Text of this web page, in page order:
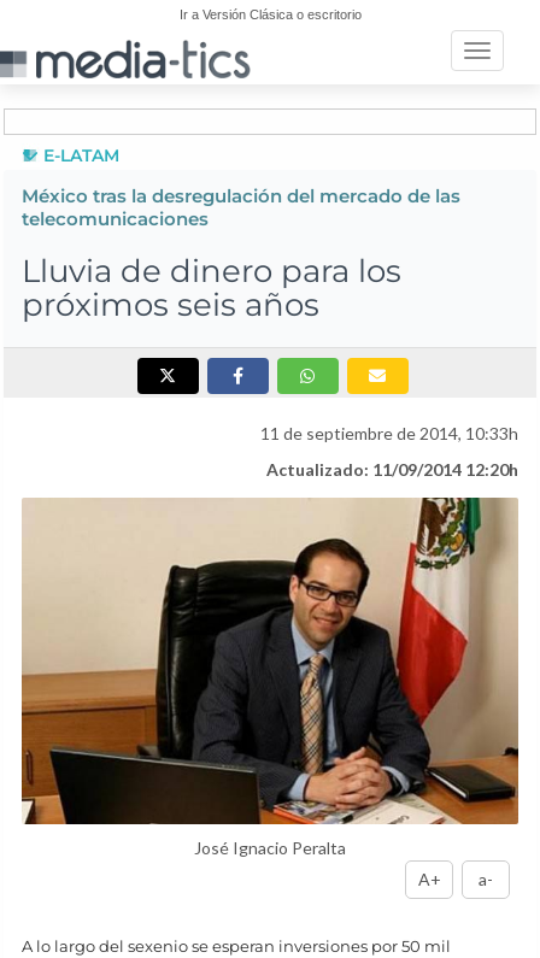
Ir a Versión Clásica o escritorio
Toggle
E-LATAM
México tras la desregulación del mercado de las
telecomunicaciones
Lluvia de dinero para los
próximos seis años
11 de septiembre de 2014, 10:33h
Actualizado: 11/09/2014 12:20h
José Ignacio Peralta
A+
a-
A lo largo del sexenio se esperan inversiones por 50 mil